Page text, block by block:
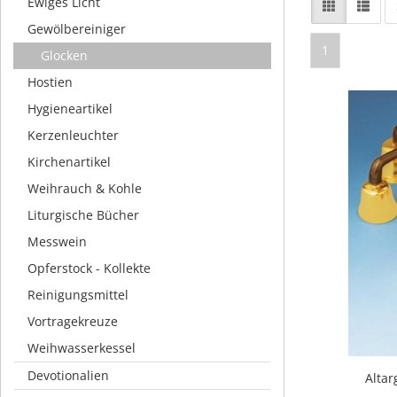
1
Gewölbereiniger
Glocken
Hostien
Hygieneartikel
Kerzenleuchter
Kirchenartikel
Weihrauch & Kohle
Liturgische Bücher
Messwein
Opferstock - Kollekte
Reinigungsmittel
Vortragekreuze
Weihwasserkessel
Devotionalien